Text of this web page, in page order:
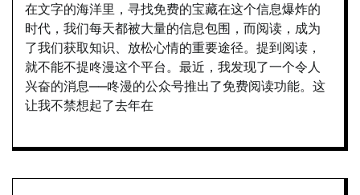
在文字的海洋里，寻找免费的宝藏在这个信息爆炸的
时代，我们每天都被大量的信息包围，而阅读，成为
了我们获取知识、放松心情的重要途径。提到阅读，
就不能不提咚漫这个平台。最近，我发现了一个令人
兴奋的消息——咚漫的公众号推出了免费阅读功能。这
让我不禁想起了去年在